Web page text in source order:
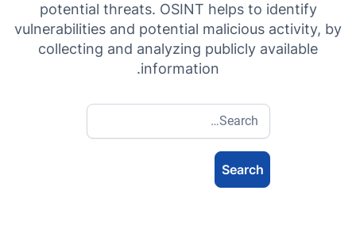
potential threats. OSINT helps to identify
vulnerabilities and potential malicious activity, by
collecting and analyzing publicly available
information.